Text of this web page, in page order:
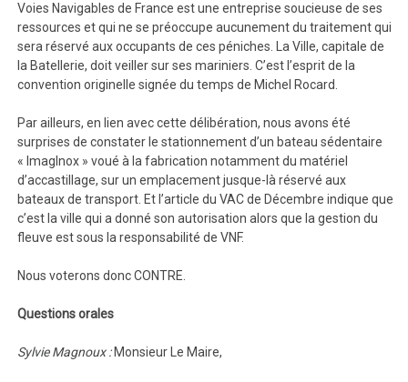
Voies Navigables de France est une entreprise soucieuse de ses
ressources et qui ne se préoccupe aucunement du traitement qui
sera réservé aux occupants de ces péniches. La Ville, capitale de
la Batellerie, doit veiller sur ses mariniers. C’est l’esprit de la
convention originelle signée du temps de Michel Rocard.
Par ailleurs, en lien avec cette délibération, nous avons été
surprises de constater le stationnement d’un bateau sédentaire
« ImagInox » voué à la fabrication notamment du matériel
d’accastillage, sur un emplacement jusque-là réservé aux
bateaux de transport. Et l’article du VAC de Décembre indique que
c’est la ville qui a donné son autorisation alors que la gestion du
fleuve est sous la responsabilité de VNF.
Nous voterons donc CONTRE.
Questions orales
Sylvie Magnoux :Monsieur Le Maire,